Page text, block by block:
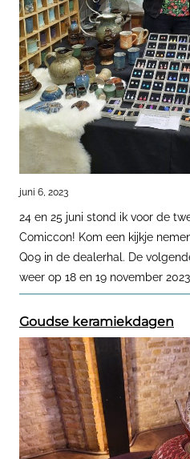
juni 6, 2023
24 en 25 juni stond ik voor de
Comiccon! Kom een kijkje
Q09 in de dealerhal. De
weer op 18 en 19 november
Goudse keramiekdagen